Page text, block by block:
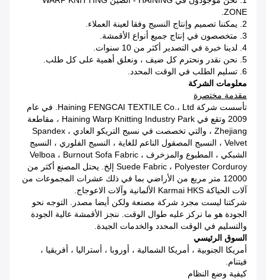
ZONE.
2. يمكننا تصميم وإنتاج النسيج وفقا لعينة العملاء.
3. متخصصون في إنتاج جميع أنواع الأقمشة.
4. لدينا خبرة في التصدير أكثر من 10 سنوات.
5. نحن نقدر ونحترم كل ضيف ، ونعلق أهمية على كل طلب.
6. تسليم الطلب في الوقت المحدد.
معلومات الشركة
مقدمة مختصرة
تأسست شركة Haining FENGCAI TEXTILE Co.، Ltd. في عام
2009 وتقع في Haining Warp Knitting Industry Park ، مقاطعة
Zhejiang ، والتي تخصصت في نسيج التريكو العادي ، Spandex
Velvet ، النسيج المصقول الناعم للغاية ، النسيج الفلوري ، النسيج
الشبكي ، المطبوع والمزخرف Velboa ، Burnout Sofa Fabric ،
Suede Fabric ، Polyester Corduroy إلخ. يحتل المصنع أكثر من
12000 متر مربع من الأراضي بما في ذلك عشرات المجموعات من
آلات الحياكة Karmai HKS الألمانية وآلات الاعوجاج.
شركتنا ليست مجرد شركة مصنعة ولكن أيضا مصدر. التوجه نحو
الجودة هو ما نركز عليه طوال الوقت. ننجز الأقمشة عالية الجودة
والتسليم في الوقت المحدد والخدمات الجيدة.
السوق الرئيسي
أمريكا الجنوبية ، أمريكا الشمالية ، أوروبا ، أستراليا ، أفريقيا ،
فيتنام.
كيفية وضع النظام